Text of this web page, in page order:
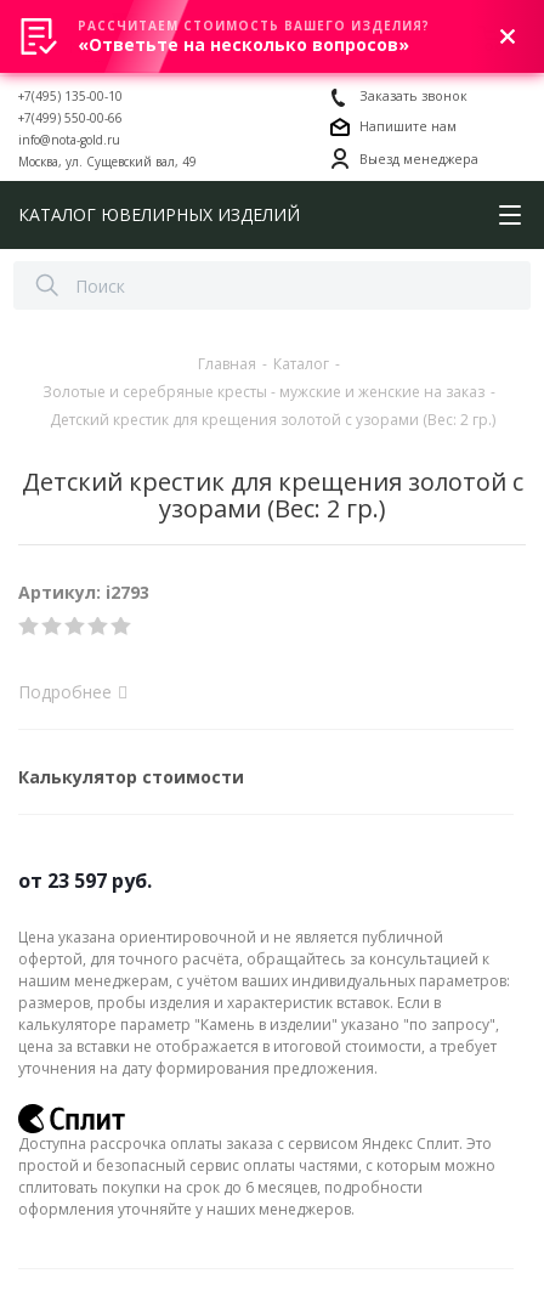
0
+7(495) 135-00-10
+7(499) 550-00-66
info@nota-gold.ru
Москва, ул. Сущевский вал, 49
Заказать звонок
Напишите нам
Выезд менеджера
КАТАЛОГ ЮВЕЛИРНЫХ ИЗДЕЛИЙ
Главная - Каталог -
Золотые и серебряные кресты - мужские и женские на заказ -
Детский крестик для крещения золотой с узорами (Вес: 2 гр.)
Детский крестик для крещения золотой с
узорами (Вес: 2 гр.)
Артикул: i2793
Подробнее
Калькулятор стоимости
от 23 597 руб.
Цена указана ориентировочной и не является публичной
офертой, для точного расчёта, обращайтесь за консультацией к
нашим менеджерам, с учётом ваших индивидуальных параметров:
размеров, пробы изделия и характеристик вставок. Если в
калькуляторе параметр "Камень в изделии" указано "по запросу",
цена за вставки не отображается в итоговой стоимости, а требует
уточнения на дату формирования предложения.
Доступна рассрочка оплаты заказа с сервисом Яндекс Сплит. Это
простой и безопасный сервис оплаты частями, с которым можно
сплитовать покупки на срок до 6 месяцев, подробности
оформления уточняйте у наших менеджеров.
РАССЧИТАЕМ СТОИМОСТЬ ВАШЕГО ИЗДЕЛИЯ?
«Ответьте на несколько вопросов»